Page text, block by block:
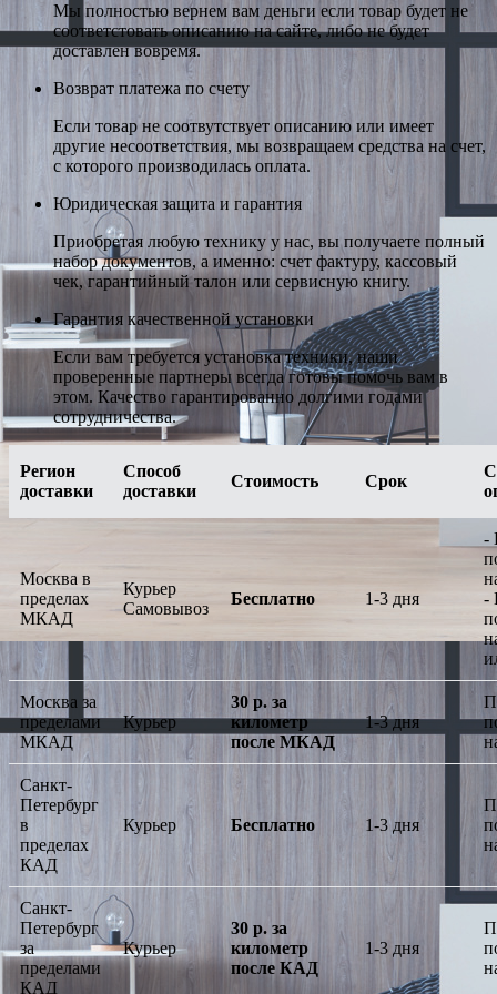
Мы полностью вернем вам деньги если товар будет не
соответстовать описанию на сайте, либо не будет
доставлен вовремя.
Возврат платежа по счету
Если товар не соотвутствует описанию или имеет
другие несоответствия, мы возвращаем средства на счет,
с которого производилась оплата.
Юридическая защита и гарантия
Приобретая любую технику у нас, вы получаете полный
набор документов, а именно: счет фактуру, кассовый
чек, гарантийный талон или сервисную книгу.
Гарантия качественной установки
Если вам требуется установка техники, наши
проверенные партнеры всегда готовы помочь вам в
этом. Качество гарантированно долгими годами
сотрудничества.
Регион
доставки
Способ
доставки
Стоимость Срок
Москва в
пределах
МКАД
Курьер
Самовывоз
Бесплатно 1-3 дня
-
-
Москва за
пределами
МКАД
Курьер
30 р. за
километр
после МКАД
1-3 дня
Санкт-
Петербург
в
пределах
КАД
Курьер Бесплатно 1-3 дня
Санкт-
Петербург
за
пределами
КАД
Курьер
30 р. за
километр
после КАД
1-3 дня